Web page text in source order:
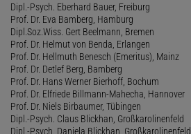
Dipl.-Psych. Eberhard Bauer, Freiburg
Prof. Dr. Eva Bamberg, Hamburg
Dipl.Soz.Wiss. Gert Beelmann, Bremen
Prof. Dr. Helmut von Benda, Erlangen
Prof. Dr. Hellmuth Benesch (Emeritus), Mainz
Prof. Dr. Detlef Berg, Bamberg
Prof. Dr. Hans Werner Bierhoff, Bochum
Prof. Dr. Elfriede Billmann-Mahecha, Hannover
Prof. Dr. Niels Birbaumer, Tübingen
Dipl.-Psych. Claus Blickhan, Großkarolinenfeld
Dipl.-Psych. Daniela Blickhan, Großkarolinenfeld